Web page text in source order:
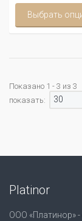
Выбрать
Показано 1 - 3 из 3
показать:
30
Platinor
ООО «Платинор»